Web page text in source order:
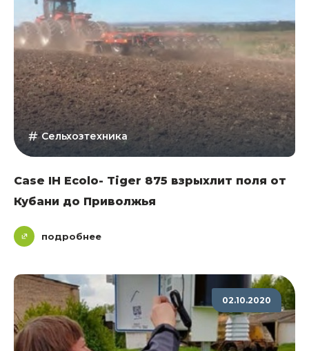
Сельхозтехника
Сase IH Ecolo- Tiger 875 взрыхлит поля от
Кубани до Приволжья
подробнее
02.10.2020